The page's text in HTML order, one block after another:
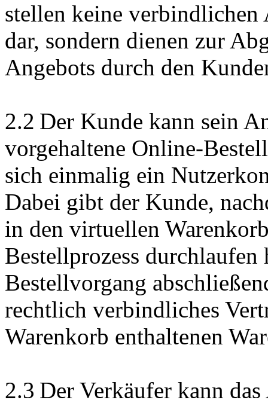
stellen keine verbindlichen
dar, sondern dienen zur
Angebots durch den
2.2 Der Kunde kann sein
vorgehaltene Online-
sich einmalig ein
Dabei gibt der Kunde,
in den virtuellen
Bestellprozess
Bestellvorgang
rechtlich verbindliches
Warenkorb enthaltenen
2.3 Der Verkäufer kann